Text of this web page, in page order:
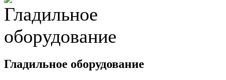
Гладильное оборудование